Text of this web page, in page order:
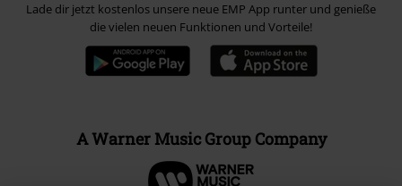
Lade dir jetzt kostenlos unsere neue EMP App runter und genieße
die vielen neuen Funktionen und Vorteile!
A Warner Music Group Company